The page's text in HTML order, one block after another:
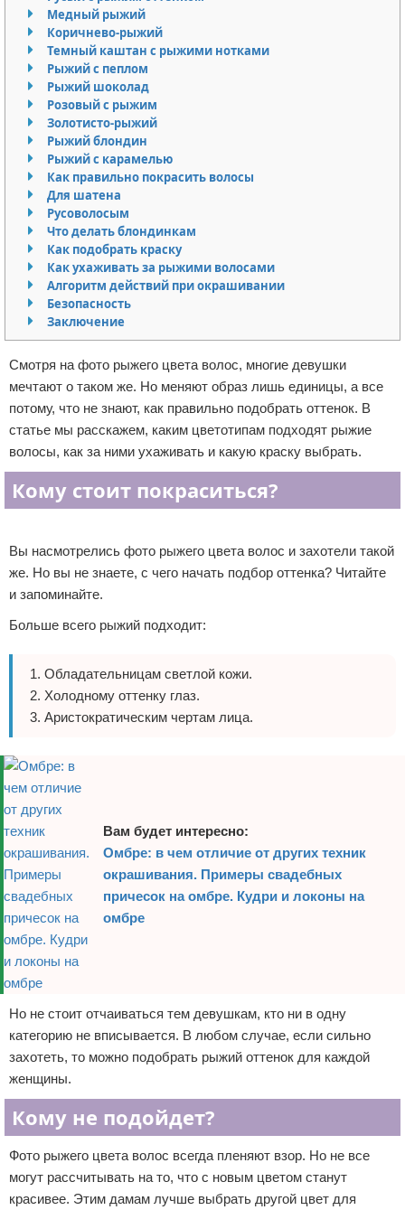
Уход за ногтями
Макияж
СПА процедуры
Парфюмерия
Прически
Разное
Уход за лицом
Хирургия
Отказ от ответственности
Медный рыжий
Коричнево-рыжий
Темный каштан с рыжими нотками
Рыжий с пеплом
Рыжий шоколад
Розовый с рыжим
Золотисто-рыжий
Рыжий блондин
Рыжий с карамелью
Как правильно покрасить волосы
Для шатена
Русоволосым
Что делать блондинкам
Как подобрать краску
Как ухаживать за рыжими волосами
Алгоритм действий при окрашивании
Безопасность
Заключение
Смотря на фото рыжего цвета волос, многие девушки
мечтают о таком же. Но меняют образ лишь единицы, а все
потому, что не знают, как правильно подобрать оттенок. В
статье мы расскажем, каким цветотипам подходят рыжие
волосы, как за ними ухаживать и какую краску выбрать.
Кому стоит покраситься?
Вы насмотрелись фото рыжего цвета волос и захотели такой
же. Но вы не знаете, с чего начать подбор оттенка? Читайте
и запоминайте.
Больше всего рыжий подходит:
Обладательницам светлой кожи.
Холодному оттенку глаз.
Аристократическим чертам лица.
Вам будет интересно:
Омбре: в чем отличие от других техник
окрашивания. Примеры свадебных
причесок на омбре. Кудри и локоны на
омбре
Но не стоит отчаиваться тем девушкам, кто ни в одну
категорию не вписывается. В любом случае, если сильно
захотеть, то можно подобрать рыжий оттенок для каждой
женщины.
Кому не подойдет?
Фото рыжего цвета волос всегда пленяют взор. Но не все
могут рассчитывать на то, что с новым цветом станут
красивее. Этим дамам лучше выбрать другой цвет для